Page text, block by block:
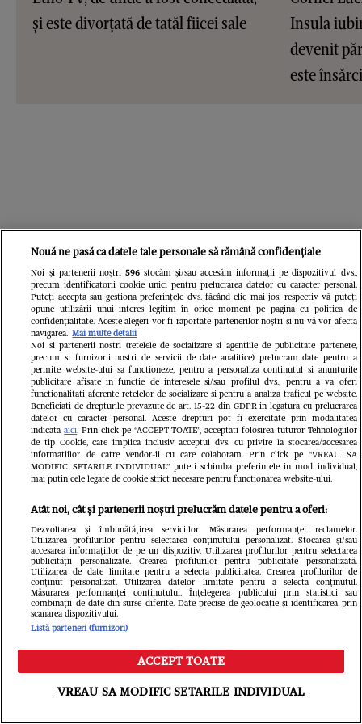
și este divorțată de tatăl fiicei sale
Insula
devenit
este
Citește în continuare
Meniu Caută
Nouă ne pasă ca datele tale personale să rămână confidențiale
Noi și partenerii noștri 596stocăm și/sau accesăm informații pe dispozitivul dvs.,
precum identificatorii cookie unici pentru prelucrarea datelor cu caracter personal.
Puteți accepta sau gestiona preferințele dvs. făcând clic mai jos, respectiv vă puteți
opune utilizării unui interes legitim în orice moment pe pagina cu politica de
confidențialitate. Aceste alegeri vor fi raportate partenerilor noștri și nu vă vor afecta
navigarea. Mai multe detalii
Noi si partenerii nostri (retelele de socializare si agentiile de publicitate partenere,
precum si furnizorii nostri de servicii de date analitice) prelucram date pentru a
permite website-ului sa functioneze, pentru a personaliza continutul si anunturile
publicitare afisate in functie de interesele si/sau profilul dvs., pentru a va oferi
functionalitati aferente retelelor de socializare si pentru a analiza traficul pe website.
Beneficiati de drepturile prevazute de art. 15-22 din GDPR in legatura cu prelucrarea
datelor cu caracter personal. Aceste drepturi pot fi exercitate prin modalitatea
indicataaici. Prin click pe “ACCEPT TOATE”, acceptati folosirea tuturor Tehnologiilor
de tip Cookie, care implica inclusiv acceptul dvs. cu privire la stocarea/accesarea
informatiilor de catre Vendor-ii cu care colaboram. Prin click pe “VREAU SA
MODIFIC SETARILE INDIVIDUAL” puteti schimba preferintele in mod individual,
mai putin cele legate de cookie strict necesare pentru functionarea website-ului.
Atât noi, cât și partenerii noștri prelucrăm datele pentru a oferi:
Dezvoltarea și îmbunătățirea serviciilor. Măsurarea performanței reclamelor.
Utilizarea profilurilor pentru selectarea conținutului personalizat. Stocarea și/sau
accesarea informațiilor de pe un dispozitiv. Utilizarea profilurilor pentru selectarea
publicității personalizate. Crearea profilurilor pentru publicitate personalizată.
Utilizarea de date limitate pentru a selecta publicitatea. Crearea profilurilor de
conținut personalizat. Utilizarea datelor limitate pentru a selecta conținutul.
Măsurarea performanței conținutului. Înțelegerea publicului prin statistici sau
combinații de date din surse diferite. Date precise de geolocație și identificarea prin
scanarea dispozitivului.
Listă parteneri (furnizori)
ACCEPT TOATE
VREAU SA MODIFIC SETARILE INDIVIDUAL